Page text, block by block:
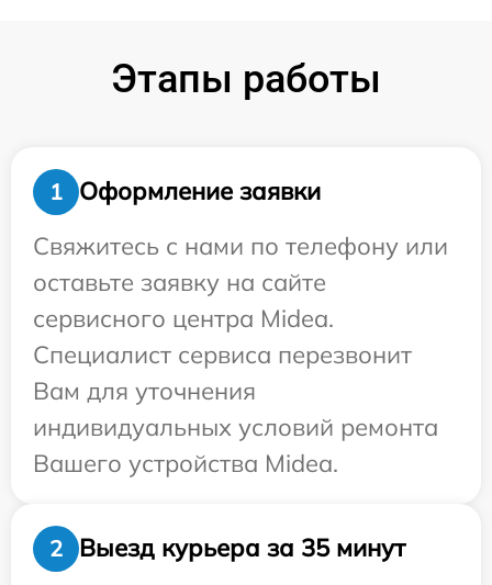
Этапы работы
1
Оформление заявки
Свяжитесь с нами по телефону или
оставьте заявку на сайте
сервисного центра Midea.
Специалист сервиса перезвонит
Вам для уточнения
индивидуальных условий ремонта
Вашего устройства Midea.
2
Выезд курьера за 35 минут